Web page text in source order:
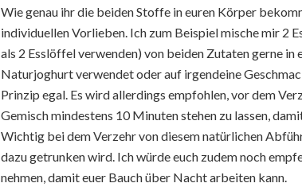
Wie genau ihr die beiden Stoffe in euren Körper
individuellen Vorlieben. Ich zum Beispiel mische mir 2
als 2 Esslöffel verwenden) von beiden Zutaten gerne
Naturjoghurt verwendet oder auf irgendeine
Prinzip egal. Es wird allerdings empfohlen, vor dem
Gemisch mindestens 10 Minuten stehen zu lassen,
Wichtig bei dem Verzehr von diesem natürlichen
dazu getrunken wird. Ich würde euch zudem noch
nehmen, damit euer Bauch über Nacht arbeiten kann.